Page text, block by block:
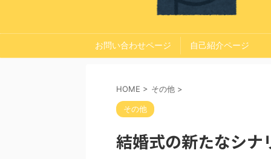
お問い合わせページ 自己紹介ページ
HOME > その他 >
その他
結婚式の新たなシナ